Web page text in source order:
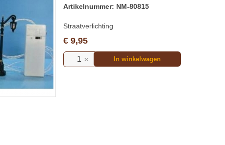
Artikelnummer: NM-80815
Straatverlichting
€ 9,95
In winkelwagen